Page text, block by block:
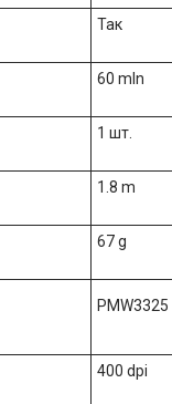
Так
60 mln
1 шт.
1.8 m
67 g
PMW3325
400 dpi